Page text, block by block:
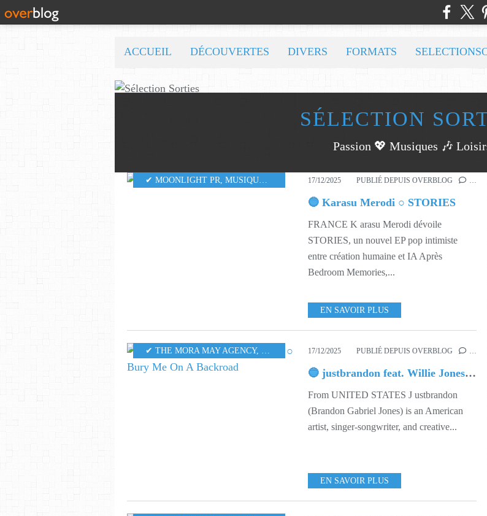
SÉLECTION
Passion 💖 Musiques 🎶
ACCUEIL DÉCOUVERTES DIVERS FORMATS
✔ MOONLIGHT PR, MUSIQUE , 17/12/2025 PUBLIÉ DEPUIS OVERBLOG …
🔵 Karasu Merodi ○ STORIES
FRANCE K arasu Merodi dévoile
STORIES, un nouvel EP pop intimiste
entre création humaine et IA Après
Bedroom Memories,...
EN SAVOIR PLUS
✔ THE MORA MAY AGENCY, MUSIC, 17/12/2025 PUBLIÉ DEPUIS OVERBLOG …
🔵 justbrandon feat. Willie Jones ○ Bury Me On A Backroad
From UNITED STATES J ustbrandon
(Brandon Gabriel Jones) is an American
artist, singer-songwriter, and creative...
EN SAVOIR PLUS